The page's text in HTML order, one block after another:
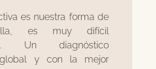
es nuestra forma de
es muy difícil
Un diagnóstico
y con la mejor